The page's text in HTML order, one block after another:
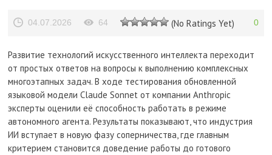
04.07.2026 64 (No Ratings Yet) 0
Развитие технологий искусственного интеллекта переходит
от простых ответов на вопросы к выполнению комплексных
многоэтапных задач. В ходе тестирования обновленной
языковой модели Claude Sonnet от компании Anthropic
эксперты оценили её способность работать в режиме
автономного агента. Результаты показывают, что индустрия
ИИ вступает в новую фазу соперничества, где главным
критерием становится доведение работы до готового